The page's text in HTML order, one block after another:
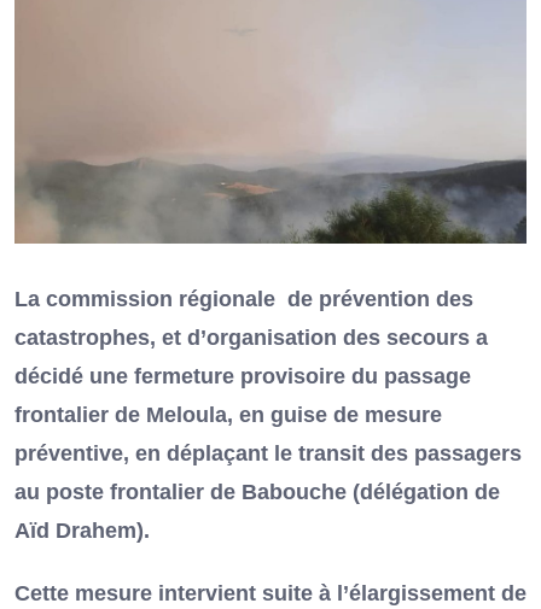
La commission régionale de prévention des
catastrophes, et d’organisation des secours a
décidé une fermeture provisoire du passage
frontalier de Meloula, en guise de mesure
préventive, en déplaçant le transit des passagers
au poste frontalier de Babouche (délégation de
Aïd Drahem).
Cette mesure intervient suite à l’élargissement de